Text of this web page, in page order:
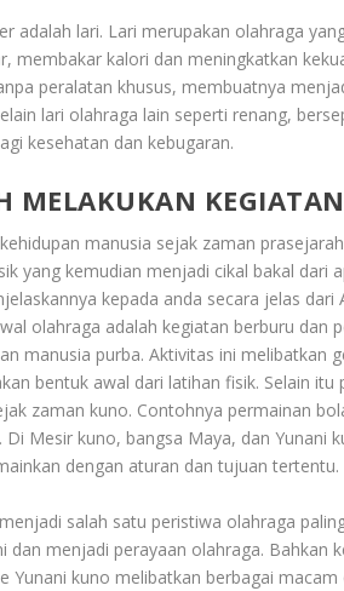
adalah lari. Lari merupakan olahraga
membakar kalori dan meningkatkan
peralatan khusus, membuatnya
lari olahraga lain seperti renang,
kesehatan dan kebugaran.
MELAKUKAN
manusia sejak zaman
yang kemudian menjadi cikal bakal dari
kepada anda secara jelas dari
olahraga adalah kegiatan berburu dan
manusia purba. Aktivitas ini melibatkan
bentuk awal dari latihan fisik. Selain
zaman kuno. Contohnya permainan
Di Mesir kuno, bangsa Maya, dan Yunani
dengan aturan dan tujuan tertentu.
salah satu peristiwa olahraga
dan menjadi perayaan olahraga. Bahkan
Yunani kuno melibatkan berbagai